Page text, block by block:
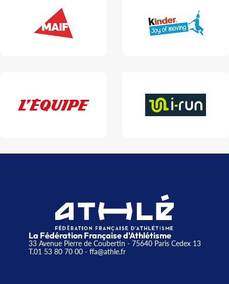
La Fédération Française d'Athlétisme
33 Avenue Pierre de Coubertin - 75640 Paris Cedex 13
T.01 53 80 70 00- ffa@athle.fr